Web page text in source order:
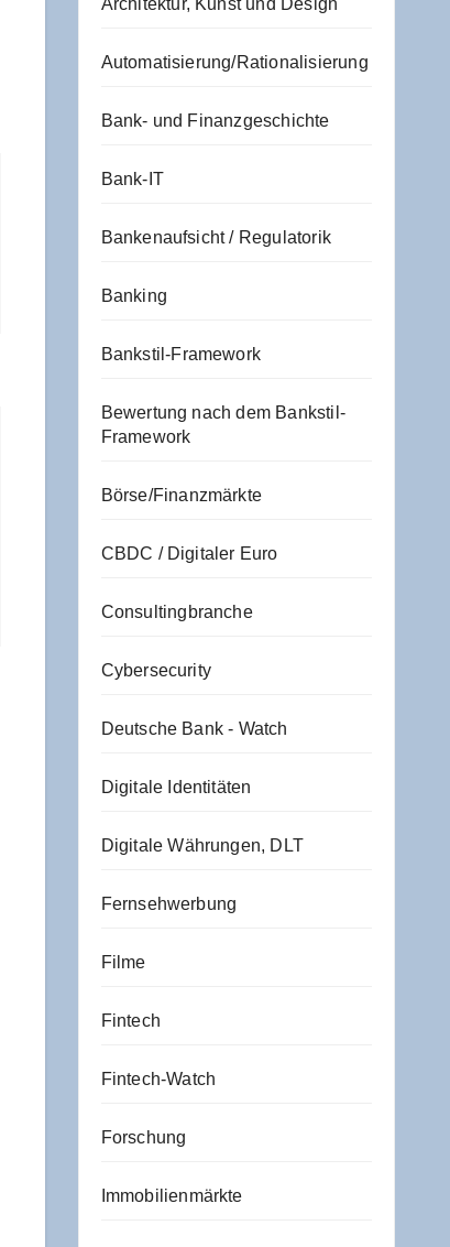
Architektur, Kunst und Design
Automatisierung/Rationalisierung
Bank- und Finanzgeschichte
Bank-IT
Bankenaufsicht / Regulatorik
Banking
Bankstil-Framework
Bewertung nach dem Bankstil-
Framework
Börse/Finanzmärkte
CBDC / Digitaler Euro
Consultingbranche
Cybersecurity
Deutsche Bank - Watch
Digitale Identitäten
Digitale Währungen, DLT
Fernsehwerbung
Filme
Fintech
Fintech-Watch
Forschung
Immobilienmärkte